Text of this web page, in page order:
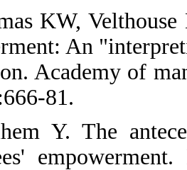
25. Thomas KW,
empowerment: An
motivation.
1; 15(4):666-81.
26. Melhem Y.
employees'